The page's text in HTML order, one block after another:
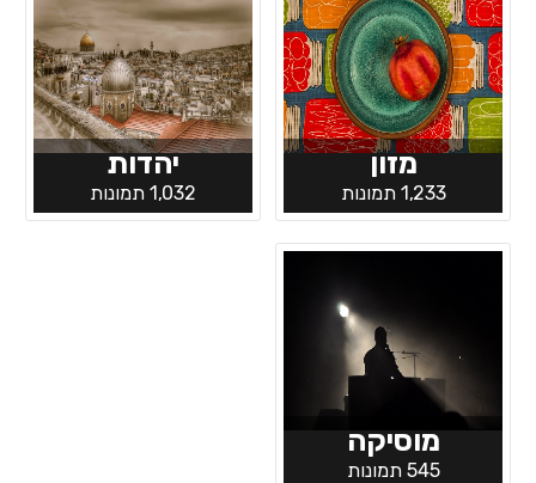
מזון
1,233 תמונות
יהדות
1,032 תמונות
מוסיקה
545 תמונות